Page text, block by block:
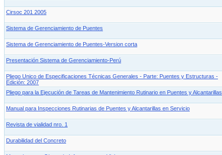
Cirsoc 201 2005
Sistema de Gerenciamiento de Puentes
Sistema de Gerenciamiento de Puentes-Version corta
Presentación Sistema de Gerenciamiento-Perú
Pliego Unico de Especificaciones Técnicas Generales - Parte: Puentes y Estructuras -
Edición: 2007
Pliego para la Ejecución de Tareas de Mantenimiento Rutinario en Puentes y Alcantarillas
Manual para Inspecciones Rutinarias de Puentes y Alcantarillas en Servicio
Revista de vialidad nro. 1
Durabilidad del Concreto